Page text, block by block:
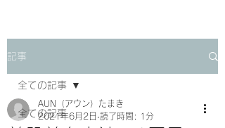
記事
全ての記事
全ての記事
AUN（アウン）たまき
2021年6月2日 読了時間: 1分